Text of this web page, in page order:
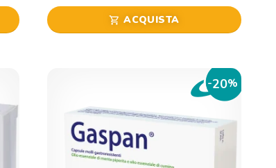
shopping_cart ACQUISTA
-20%